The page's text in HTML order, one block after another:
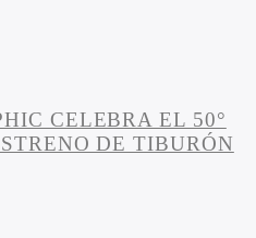
CELEBRA EL 50°
DE TIBURÓN